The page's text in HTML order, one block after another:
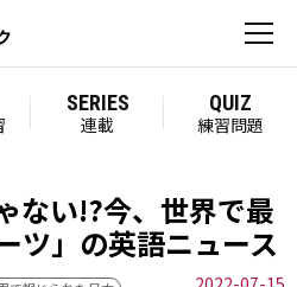
SERIES
連載
QUIZ
練習問題
ない!?今、世界で最
ツ」の英語ニュース